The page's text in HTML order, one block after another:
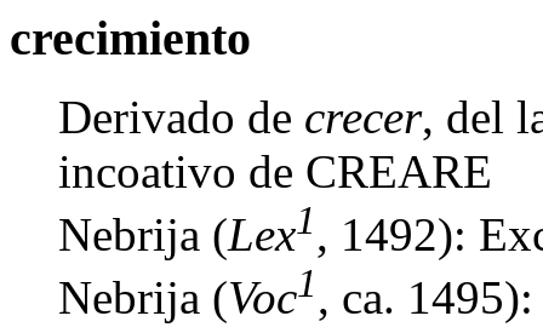
crecimiento
Derivado de crecer, del
incoativo de CREARE
Nebrija (Lex1, 1492):
Nebrija (Voc1, ca.